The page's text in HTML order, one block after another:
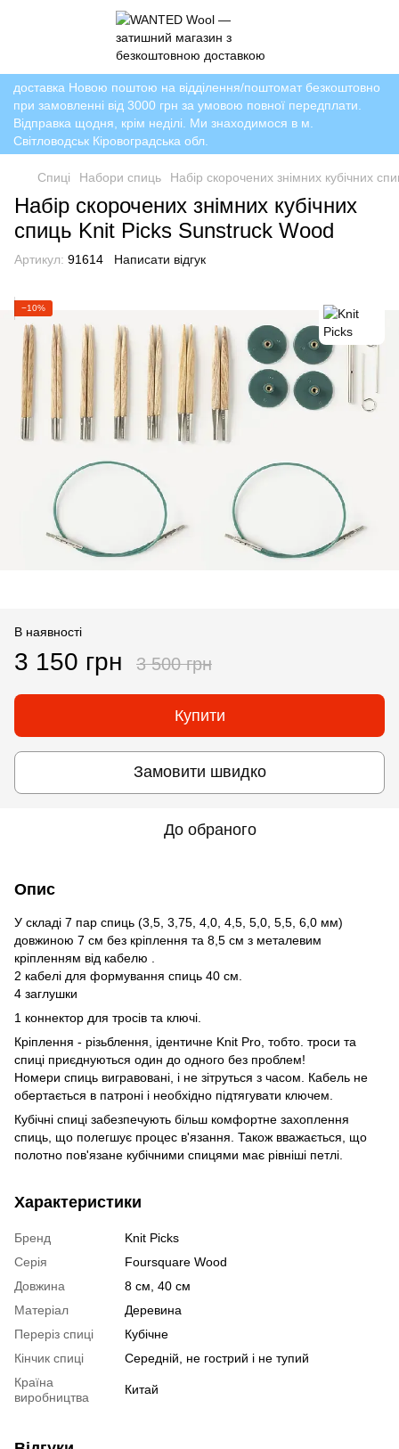
доставка Новою поштою на відділення/поштомат безкоштовно
при замовленні від 3000 грн за умовою повної передплати.
Відправка щодня, крім неділі. Ми знаходимося в м.
Світловодськ Кіровоградська обл.
Спиці Набори спиць Набір скорочених знімних кубічних
Набір скорочених знімних кубічних
спиць Knit Picks Sunstruck Wood
Артикул: 91614 Написати відгук
−10%
В наявності
3 150 грн 3 500 грн
Купити
Замовити швидко
До обраного
Опис
У складі 7 пар спиць (3,5, 3,75, 4,0, 4,5, 5,0, 5,5, 6,0 мм)
довжиною 7 см без кріплення та 8,5 см з металевим
кріпленням від кабелю .
2 кабелі для формування спиць 40 см.
4 заглушки
1 коннектор для тросів та ключі.
Кріплення - різьблення, ідентичне Knit Pro, тобто. троси та
спиці приєднуються один до одного без проблем!
Номери спиць вигравовані, і не зітруться з часом. Кабель не
обертається в патроні і необхідно підтягувати ключем.
Кубічні спиці забезпечують більш комфортне захоплення
спиць, що полегшує процес в'язання. Також вважається, що
полотно пов'язане кубічними спицями має рівніші петлі.
Характеристики
Бренд
Knit Picks
Серія
Foursquare Wood
Довжина
8 см, 40 см
Матеріал
Деревина
Переріз спиці
Кубічне
Кінчик спиці
Середній, не гострий і не тупий
Країна
виробництва
Китай